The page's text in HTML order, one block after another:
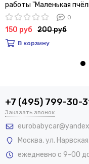
работы "Маленькая
0
150 руб 200 руб
В корзину
+7 (495) 799-30-
Заказать звонок
Москва,ул.
ежедневно с 9-00